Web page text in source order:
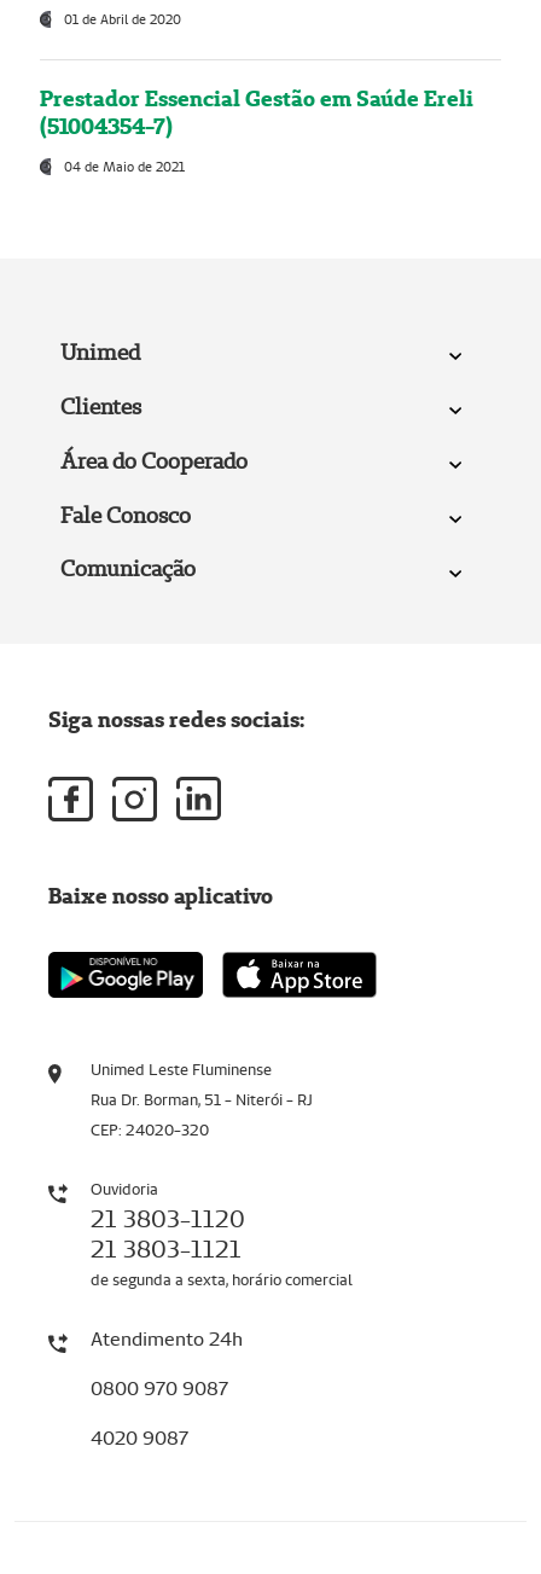
01 de Abril de 2020
Prestador Essencial Gestão em Saúde Ereli
(51004354-7)
04 de Maio de 2021
Unimed
Clientes
Área do Cooperado
Fale Conosco
Comunicação
Unimed Leste Fluminense
Rua Dr. Borman, 51 - Niterói - RJ
CEP: 24020-320
Ouvidoria
21 3803-1120
21 3803-1121
de segunda a sexta, horário comercial
Atendimento 24h
0800 970 9087
4020 9087
Siga nossas redes sociais:
Baixe nosso aplicativo